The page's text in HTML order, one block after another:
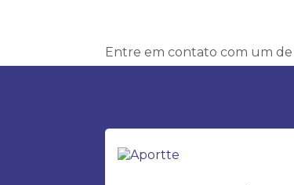
Entre em contato com um de